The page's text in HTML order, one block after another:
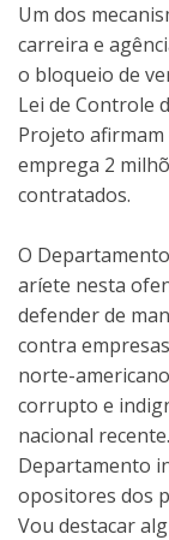
Um dos
carreira e
o bloqueio de
Lei de Controle
Projeto
emprega 2
contratados.
O
aríete nesta
defender de
contra
norte-
corrupto e
nacional
Departamento
opositores dos
Vou destacar